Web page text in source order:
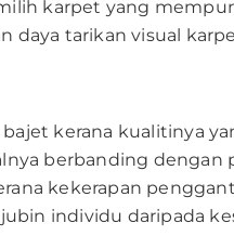
karpet yang
daya tarikan visual
kerana kualitinya
berbanding dengan
kekerapan
individu daripada